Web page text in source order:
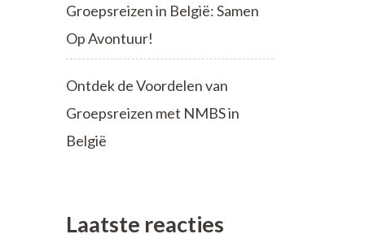
Groepsreizen in België: Samen
Op Avontuur!
Ontdek de Voordelen van
Groepsreizen met NMBS in
België
Laatste reacties